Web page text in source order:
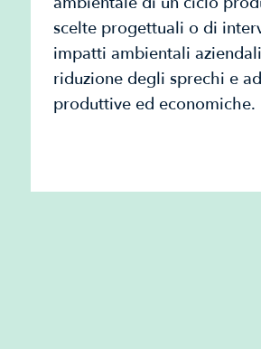
scelte progettuali o di
impatti ambientali
riduzione degli sprechi e
produttive ed economiche.